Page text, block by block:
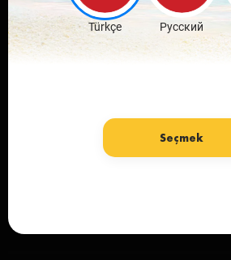
Download Free
Türkçe Русский
Seçmek